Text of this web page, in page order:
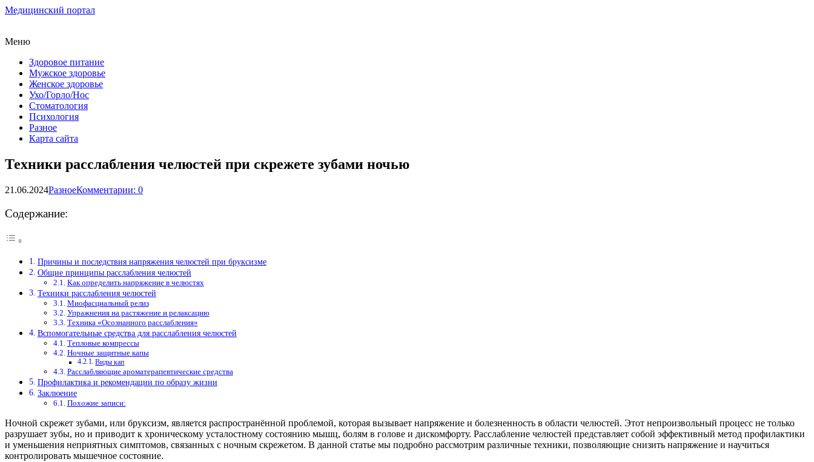
Медицинский портал
Меню
Здоровое питание
Мужское здоровье
Женское здоровье
Ухо/Горло/Нос
Стоматология
Психология
Разное
Карта сайта
Техники расслабления челюстей при скрежете зубами ночью
21.06.2024РазноеКомментарии: 0
Содержание:
Причины и последствия напряжения челюстей при бруксизме
Общие принципы расслабления челюстей
Как определить напряжение в челюстях
Техники расслабления челюстей
Миофасциальный релиз
Упражнения на растяжение и релаксацию
Техника «Осознанного расслабления»
Вспомогательные средства для расслабления челюстей
Тепловые компрессы
Ночные защитные капы
Виды кап
Расслабляющие ароматерапевтические средства
Профилактика и рекомендации по образу жизни
Заклюение
Похожие записи:
Ночной скрежет зубами, или бруксизм, является распространённой проблемой, которая вызывает напряжение и болезненность в области челюстей. Этот непроизвольный процесс не только
разрушает зубы, но и приводит к хроническому усталостному состоянию мышц, болям в голове и дискомфорту. Расслабление челюстей представляет собой эффективный метод профилактики
и уменьшения неприятных симптомов, связанных с ночным скрежетом. В данной статье мы подробно рассмотрим различные техники, позволяющие снизить напряжение и научиться
контролировать мышечное состояние.